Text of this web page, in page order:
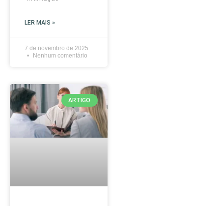
LER MAIS »
7 de novembro de 2025
Nenhum comentário
ARTIGO